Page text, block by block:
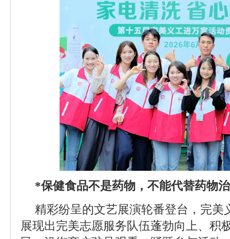
*保健食品不是药物，不能代替药物
精彩纷呈的文艺展演轮番登台，完美
展现出完美志愿服务队伍蓬勃向上、积